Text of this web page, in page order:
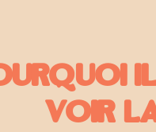
voir